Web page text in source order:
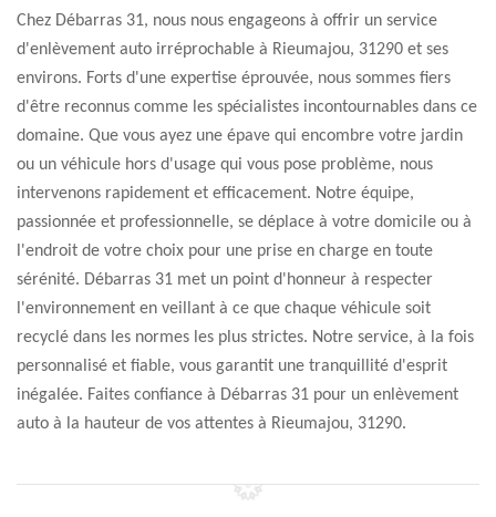
Chez Débarras 31, nous nous engageons à offrir un service
d'enlèvement auto irréprochable à Rieumajou, 31290 et ses
environs. Forts d'une expertise éprouvée, nous sommes fiers
d'être reconnus comme les spécialistes incontournables dans ce
domaine. Que vous ayez une épave qui encombre votre jardin
ou un véhicule hors d'usage qui vous pose problème, nous
intervenons rapidement et efficacement. Notre équipe,
passionnée et professionnelle, se déplace à votre domicile ou à
l'endroit de votre choix pour une prise en charge en toute
sérénité. Débarras 31 met un point d'honneur à respecter
l'environnement en veillant à ce que chaque véhicule soit
recyclé dans les normes les plus strictes. Notre service, à la fois
personnalisé et fiable, vous garantit une tranquillité d'esprit
inégalée. Faites confiance à Débarras 31 pour un enlèvement
auto à la hauteur de vos attentes à Rieumajou, 31290.